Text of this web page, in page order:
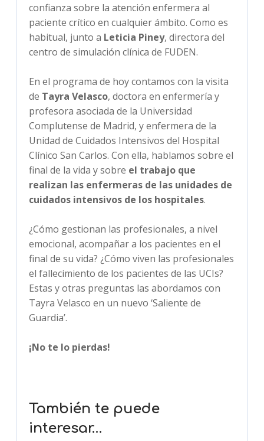
confianza sobre la atención enfermera al
paciente crítico en cualquier ámbito. Como es
habitual, junto a Leticia Piney, directora del
centro de simulación clínica de FUDEN.
En el programa de hoy contamos con la visita
de Tayra Velasco, doctora en enfermería y
profesora asociada de la Universidad
Complutense de Madrid, y enfermera de la
Unidad de Cuidados Intensivos del Hospital
Clínico San Carlos. Con ella, hablamos sobre el
final de la vida y sobre el trabajo que
realizan las enfermeras de las unidades de
cuidados intensivos de los hospitales.
¿Cómo gestionan las profesionales, a nivel
emocional, acompañar a los pacientes en el
final de su vida? ¿Cómo viven las profesionales
el fallecimiento de los pacientes de las UCIs?
Estas y otras preguntas las abordamos con
Tayra Velasco en un nuevo ‘Saliente de
Guardia’.
¡No te lo pierdas!
También te puede
interesar…